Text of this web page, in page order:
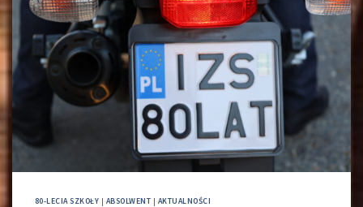
80-LECIA SZKOŁY | ABSOLWENT | AKTUALNOŚCI